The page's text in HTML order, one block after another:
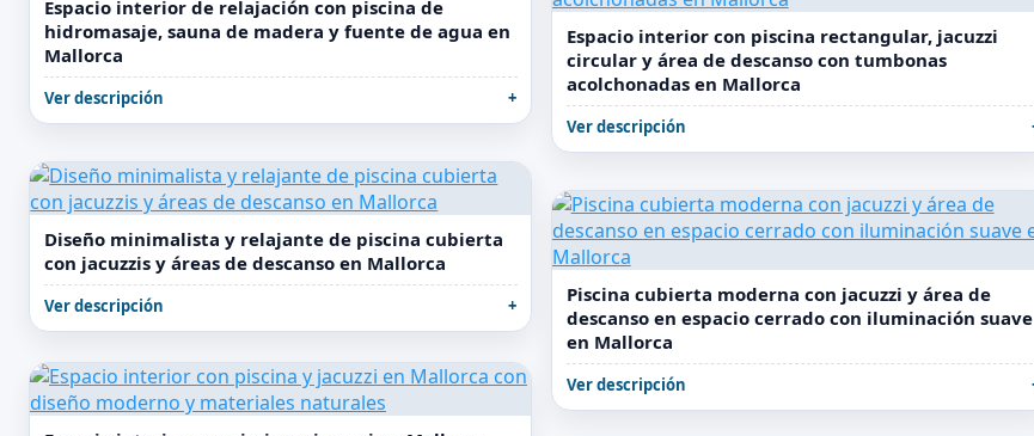
Espacio interior de relajación con piscina de
hidromasaje, sauna de madera y fuente de agua en
Mallorca
Ver descripción
Espacio interior con piscina rectangular, jacuzzi
circular y área de descanso con tumbonas
acolchonadas en Mallorca
Ver descripción
Diseño minimalista y relajante de piscina cubierta
con jacuzzis y áreas de descanso en Mallorca
Ver descripción
Piscina cubierta moderna con jacuzzi y área de
descanso en espacio cerrado con iluminación suave
en Mallorca
Ver descripción